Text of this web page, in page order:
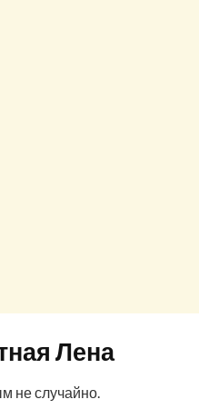
Лена
не случайно.